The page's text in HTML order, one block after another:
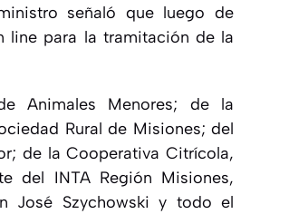
señaló que luego de
line para la tramitación de la
Animales Menores; de la
Rural de Misiones; del
de la Cooperativa Citrícola,
del INTA Región Misiones,
José Szychowski y todo el